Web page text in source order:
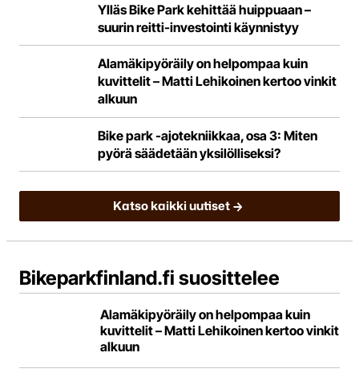
Ylläs Bike Park kehittää huippuaan –
suurin reitti-investointi käynnistyy
Alamäkipyöräily on helpompaa kuin
kuvittelit – Matti Lehikoinen kertoo vinkit
alkuun
Bike park -ajotekniikkaa, osa 3: Miten
pyörä säädetään yksilölliseksi?
Katso kaikki uutiset
Bikeparkfinland.fi suosittelee
Alamäkipyöräily on helpompaa kuin
kuvittelit – Matti Lehikoinen kertoo vinkit
alkuun